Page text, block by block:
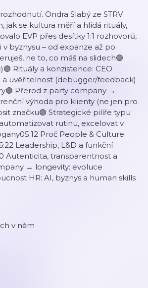
Ondra Slabý ze STRV
jak se kultura měří a hlídá rituály,
EVP přes desítky 1:1 rozhovorů,
byznysu – od expanze až po
ne to, co máš na slidech🟣
Rituály a konzistence: CEO
a uvěřitelnost (debugger/feedback)
Přerod z party company →
výhoda pro klienty (ne jen pro
značku🟣 Strategické pilíře typu
rutinu, excelovat v
Proč People & Culture
Leadership, L&D a funkční
Autenticita, transparentnost a
→ longevity: evoluce
HR: AI, byznys a human skills
v něm